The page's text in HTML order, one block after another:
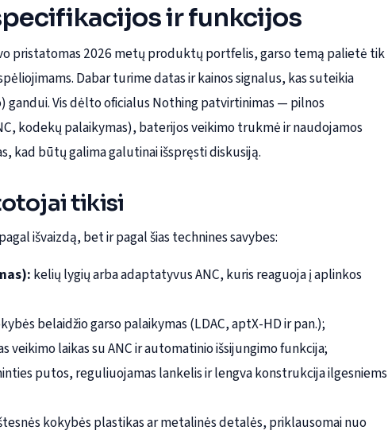
ir funkcijos
pristatomas 2026 metų produktų portfelis, garso temą palietė tik
Dabar turime datas ir kainos signalus, kas suteikia
Vis dėlto oficialus Nothing patvirtinimas — pilnos
kodekų palaikymas), baterijos veikimo trukmė ir naudojamos
kad būtų galima galutinai išspręsti diskusiją.
tikisi
išvaizdą, bet ir pagal šias technines savybes:
kelių lygių arba adaptatyvus ANC, kuris reaguoja į aplinkos
belaidžio garso palaikymas (LDAC, aptX-HD ir pan.);
veikimo laikas su ANC ir automatinio išsijungimo funkcija;
putos, reguliuojamas lankelis ir lengva konstrukcija ilgesniems
kokybės plastikas ar metalinės detalės, priklausomai nuo